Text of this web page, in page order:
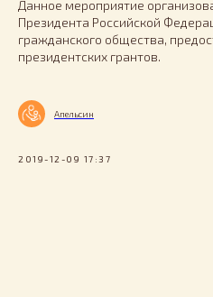
Данное мероприятие
Президента Российской
гражданского общества,
президентских грантов.
Апельсин
2019-12-09 17:37